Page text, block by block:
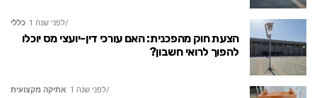
כללי לפני שנה 1
הצעת חוק מהפכנית: האם עורכי דין-יועצי מס יוכלו
להפוך לרואי חשבון?
אתיקה מקצועית לפני שנה 1